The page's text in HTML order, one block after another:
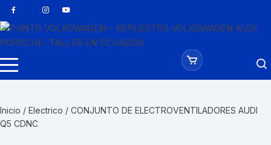
Saltar
al
contenido
Inicio / Electrico / CONJUNTO DE ELECTROVENTILADORES AUDI
Q5 CDNC